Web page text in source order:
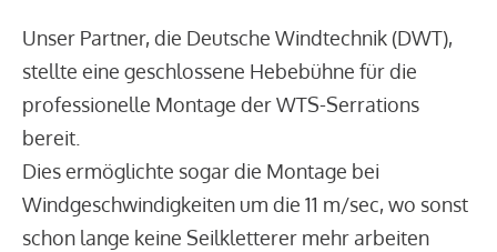
Unser Partner, die Deutsche Windtechnik (DWT),
stellte eine geschlossene Hebebühne für die
professionelle Montage der WTS-Serrations
bereit.
Dies ermöglichte sogar die Montage bei
Windgeschwindigkeiten um die 11 m/sec, wo sonst
schon lange keine Seilkletterer mehr arbeiten